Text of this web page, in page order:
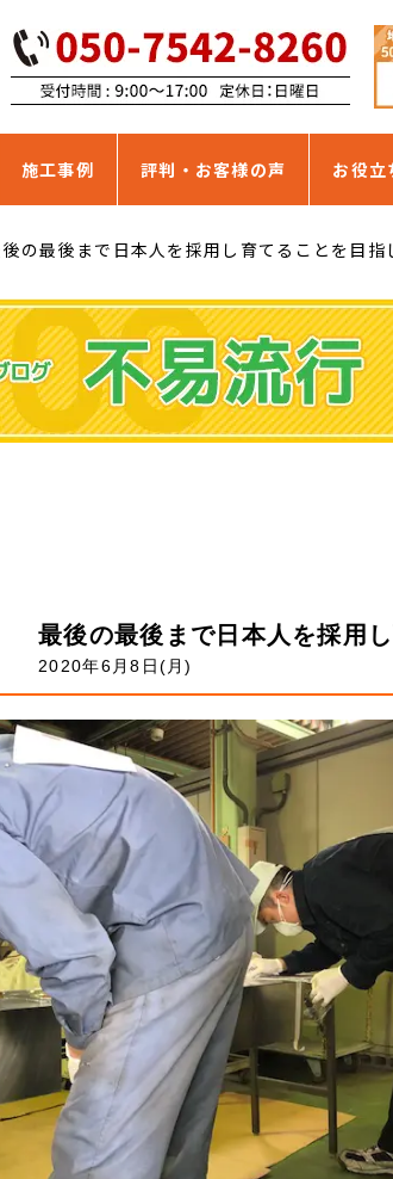
施工事例 評判・お客様の声 お役立
の最後まで日本人を採用し育てることを目指
最後の最後まで日本人を採用
2020年6月8日(月)